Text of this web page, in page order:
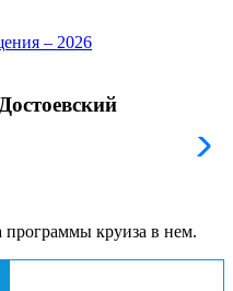
– 2026
программы круиза в нем.